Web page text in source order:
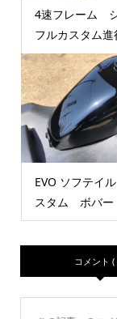
4速フレーム
フルカスタム進
EVO ソフテイ
スタム ボバ
コメント (